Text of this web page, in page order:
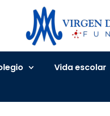
Vida escolar